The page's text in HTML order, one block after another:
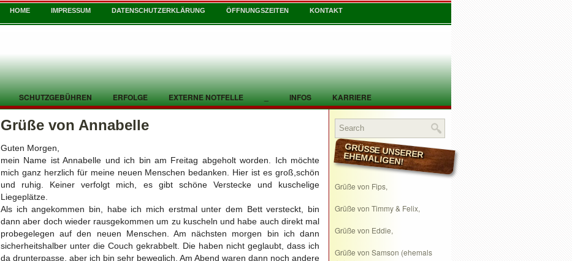
HOME IMPRESSUM DATENSCHUTZERKLÄRUNG ÖFFNUNGSZEITEN KONTAKT
SCHUTZGEBÜHREN ERFOLGE EXTERNE NOTFELLE _ INFOS KARRIERE
Grüße von Annabelle
Guten Morgen,
mein Name ist Annabelle und ich bin am Freitag abgeholt worden. Ich möchte
mich ganz herzlich für meine neuen Menschen bedanken. Hier ist es groß,schön
und ruhig. Keiner verfolgt mich, es gibt schöne Verstecke und kuschelige
Liegeplätze.
Als ich angekommen bin, habe ich mich erstmal unter dem Bett versteckt, bin
dann aber doch wieder rausgekommen um zu kuscheln und habe auch direkt mal
probegelegen auf den neuen Menschen. Am nächsten morgen bin ich dann
sicherheitshalber unter die Couch gekrabbelt. Die haben nicht geglaubt, dass ich
da drunterpasse, aber ich bin sehr beweglich. Am Abend waren dann noch andere
GRÜSSE UNSERER EHEMALIGEN!
Grüße von Fips,
Grüße von Timmy & Felix,
Grüße von Eddie,
Grüße von Samson (ehemals